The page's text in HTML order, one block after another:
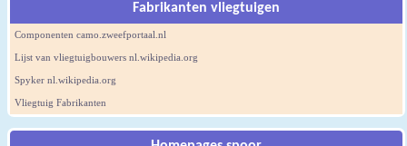
Fabrikanten vliegtuigen
Componenten camo.zweefportaal.nl
Lijst van vliegtuigbouwers nl.wikipedia.org
Spyker nl.wikipedia.org
Vliegtuig Fabrikanten